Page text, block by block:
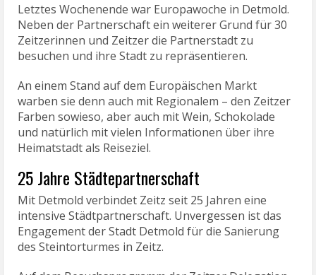
Letztes Wochenende war Europawoche in Detmold.
Neben der Partnerschaft ein weiterer Grund für 30
Zeitzerinnen und Zeitzer die Partnerstadt zu
besuchen und ihre Stadt zu repräsentieren.
An einem Stand auf dem Europäischen Markt
warben sie denn auch mit Regionalem – den Zeitzer
Farben sowieso, aber auch mit Wein, Schokolade
und natürlich mit vielen Informationen über ihre
Heimatstadt als Reiseziel.
25 Jahre Städtepartnerschaft
Mit Detmold verbindet Zeitz seit 25 Jahren eine
intensive Städtpartnerschaft. Unvergessen ist das
Engagement der Stadt Detmold für die Sanierung
des Steintorturmes in Zeitz.